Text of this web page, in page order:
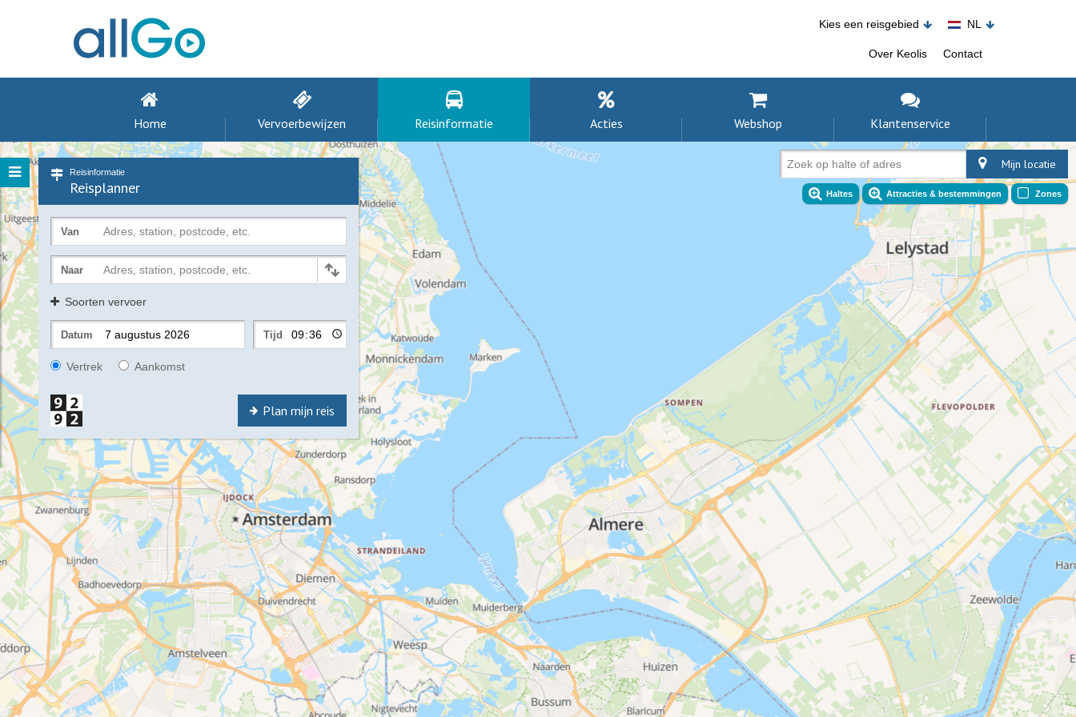
Kies een reisgebied NL
Over Keolis Contact
Home Vervoerbewijzen Reisinformatie Acties Webshop Klantenservice
Zoek op halte of adres Mijn locatie
Haltes Attracties & bestemmingen Zones
Reisinformatie
Reisplanner
Van Adres, station, postcode, etc.
Naar Adres, station, postcode, etc.
Soorten vervoer
Datum Tijd
Vertrek Aankomst
Plan mijn reis